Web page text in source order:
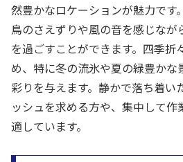
然豊かなロケーションが魅力です
鳥のさえずりや風の音を感じな
を過ごすことができます。四季折
め、特に冬の流氷や夏の緑豊か
彩りを与えます。静かで落ち着い
ッシュを求める方や、集中して
適しています。